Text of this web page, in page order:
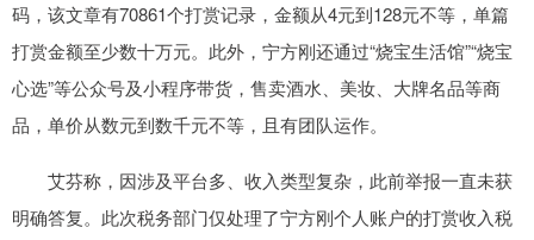
码，该文章有70861个打赏记录，金额从4元到128元不等，单篇
打赏金额至少数十万元。此外，宁方刚还通过“烧宝生活馆”“烧宝
心选”等公众号及小程序带货，售卖酒水、美妆、大牌名品等商
品，单价从数元到数千元不等，且有团队运作。
艾芬称，因涉及平台多、收入类型复杂，此前举报一直未获
明确答复。此次税务部门仅处理了宁方刚个人账户的打赏收入税